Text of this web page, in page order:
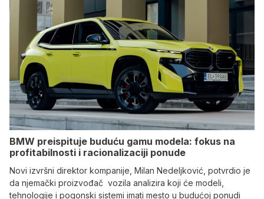
BMW preispituje buduću gamu modela: fokus na
profitabilnosti i racionalizaciji ponude
Novi izvršni direktor kompanije, Milan Nedeljković, potvrdio je
da njemački proizvođač vozila analizira koji će modeli,
tehnologije i pogonski sistemi imati mesto u budućoj ponudi